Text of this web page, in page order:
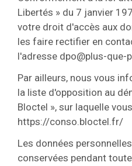
Libertés » du 7 janvier
votre droit d'accès aux
les faire rectifier en
l'adresse dpo@plus-que-
Par ailleurs, nous vous
la liste d'opposition au
Bloctel », sur laquelle
https://conso.bloctel.fr/
Les données
conservées pendant